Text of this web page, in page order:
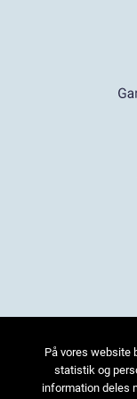
På vores website
statistik og
information deles